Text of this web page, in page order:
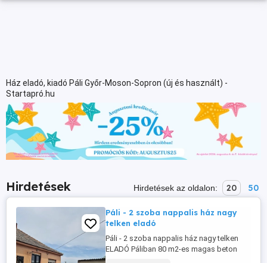
Ház eladó, kiadó Páli Győr-Moson-Sopron (új és használt) -
Startapró.hu
Hirdetések Hirdetések az oldalon: 20 50
Páli - 2 szoba nappalis ház nagy
telken eladó
Páli - 2 szoba nappalis ház nagy telken
ELADÓ Páliban 80 m2-es magas beton